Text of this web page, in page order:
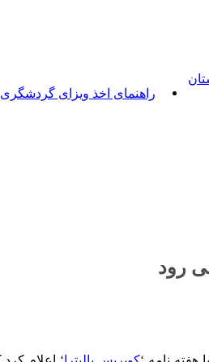
راهنمای اخذ ویزای گردشگری
رود